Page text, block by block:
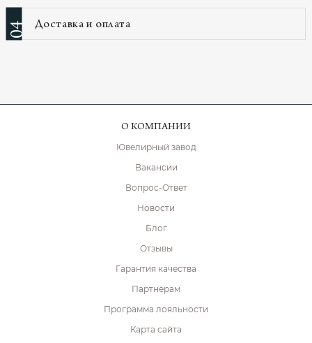
04 Доставка и оплата
О КОМПАНИИ
Ювелирный завод
Вакансии
Вопрос-Ответ
Новости
Блог
Отзывы
Гарантия качества
Партнёрам
Программа лояльности
Карта сайта